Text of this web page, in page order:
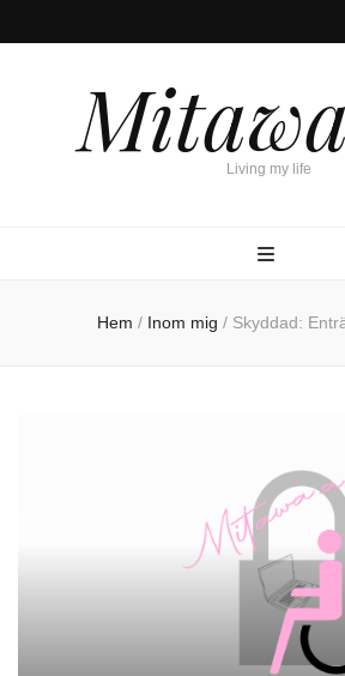
Living my life
Hem / Inom mig / Skyddad: